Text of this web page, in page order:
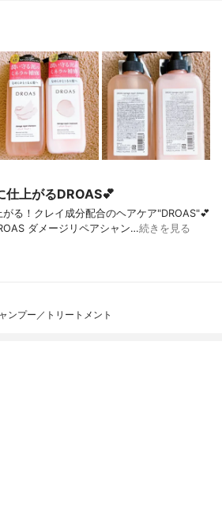
仕上がるDROAS💕
る！クレイ成分配合のヘアケア"DROAS"💕
DROAS ダメージリペアシャン…続きを見る
ンプー／トリートメント